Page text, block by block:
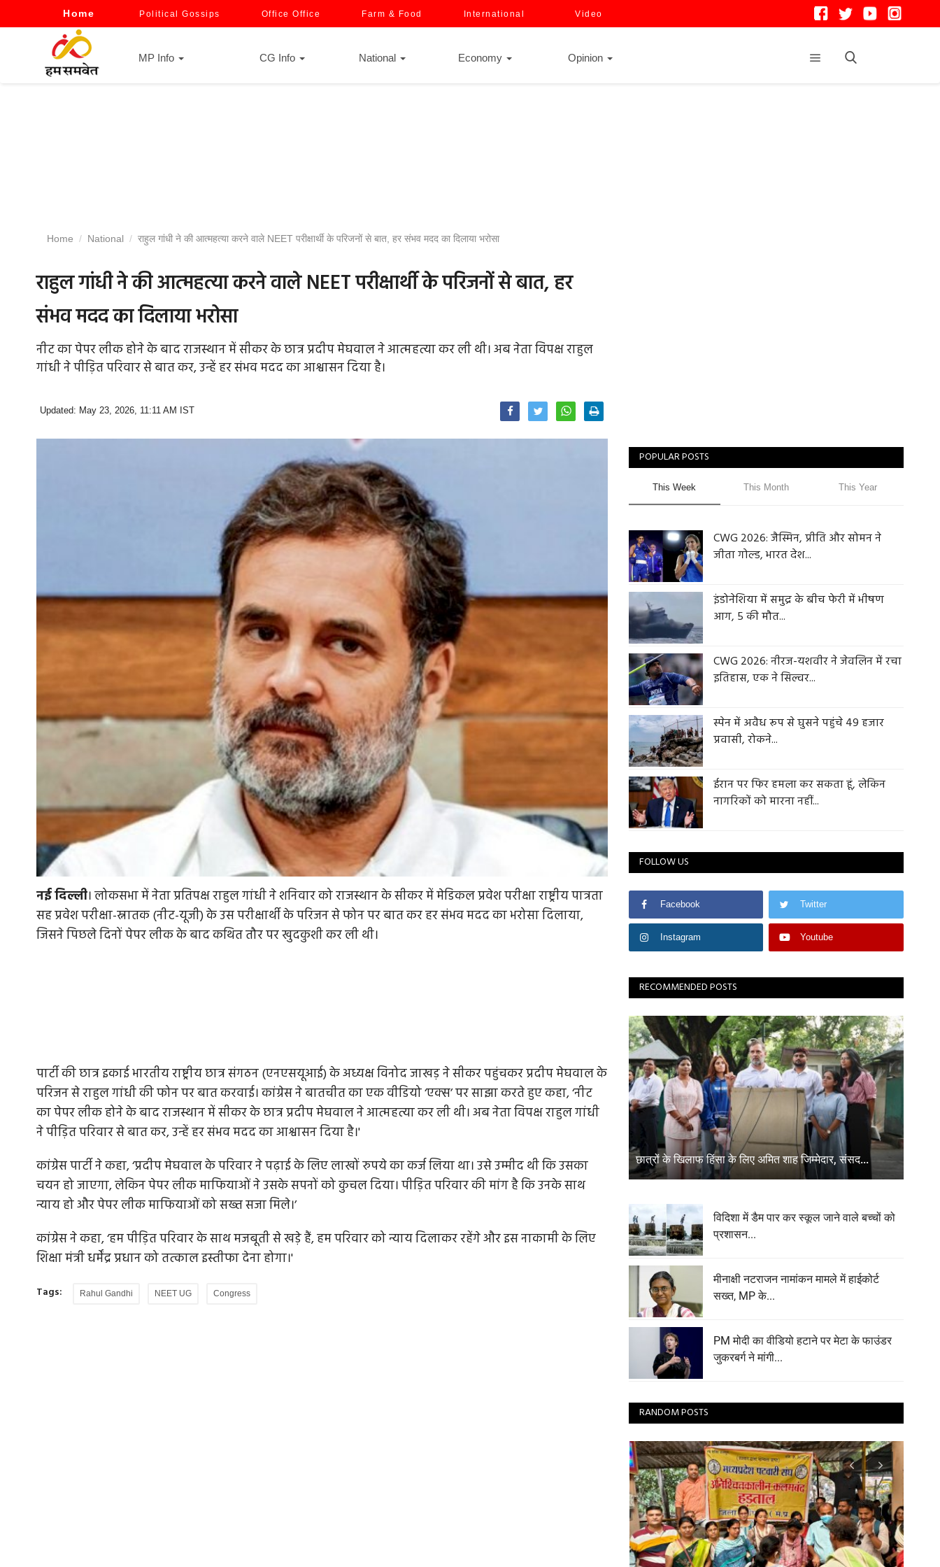
Home Political Gossips Office Office Farm & Food International Video
MP Info CG Info National Economy Opinion
Home National राहुल गांधी ने की आत्महत्या करने वाले NEET परीक्षार्थी के परिजनों से बात, हर संभव मदद का दिलाया भरोसा
राहुल गांधी ने की आत्महत्या करने वाले NEET परीक्षार्थी के परिजनों से बात, हर
संभव मदद का दिलाया भरोसा
नीट का पेपर लीक होने के बाद राजस्थान में सीकर के छात्र प्रदीप मेघवाल ने आत्महत्या कर ली थी। अब नेता विपक्ष राहुल
गांधी ने पीड़ित परिवार से बात कर, उन्हें हर संभव मदद का आश्वासन दिया है।
Updated: May 23, 2026, 11:11 AM IST
नईदिल्ली। लोकसभा में नेता प्रतिपक्ष राहुल गांधी ने शनिवार को राजस्थान के सीकर में मेडिकल प्रवेश परीक्षा राष्ट्रीय पात्रता
सह प्रवेश परीक्षा-स्नातक (नीट-यूजी) के उस परीक्षार्थी के परिजन से फोन पर बात कर हर संभव मदद का भरोसा दिलाया,
जिसने पिछले दिनों पेपर लीक के बाद कथित तौर पर खुदकुशी कर ली थी।
पार्टी की छात्र इकाई भारतीय राष्ट्रीय छात्र संगठन (एनएसयूआई) के अध्यक्ष विनोद जाखड़ ने सीकर पहुंचकर प्रदीप मेघवाल के
परिजन से राहुल गांधी की फोन पर बात करवाई। कांग्रेस ने बातचीत का एक वीडियो ‘एक्स’ पर साझा करते हुए कहा, ‘नीट
का पेपर लीक होने के बाद राजस्थान में सीकर के छात्र प्रदीप मेघवाल ने आत्महत्या कर ली थी। अब नेता विपक्ष राहुल गांधी
ने पीड़ित परिवार से बात कर, उन्हें हर संभव मदद का आश्वासन दिया है।'
कांग्रेस पार्टी ने कहा, ‘प्रदीप मेघवाल के परिवार ने पढ़ाई के लिए लाखों रुपये का कर्ज लिया था। उसे उम्मीद थी कि उसका
चयन हो जाएगा, लेकिन पेपर लीक माफियाओं ने उसके सपनों को कुचल दिया। पीड़ित परिवार की मांग है कि उनके साथ
न्याय हो और पेपर लीक माफियाओं को सख्त सजा मिले।’
कांग्रेस ने कहा, ‘हम पीड़ित परिवार के साथ मजबूती से खड़े हैं, हम परिवार को न्याय दिलाकर रहेंगे और इस नाकामी के लिए
शिक्षा मंत्री धर्मेंद्र प्रधान को तत्काल इस्तीफा देना होगा।'
Tags: Rahul Gandhi NEET UG Congress
POPULAR POSTS
This Week This Month This Year
CWG 2026: जैस्मिन, प्रीति और सोमन ने
जीता गोल्ड, भारत देश...
इंडोनेशिया में समुद्र के बीच फेरी में भीषण
आग, 5 की मौत...
CWG 2026: नीरज-यशवीर ने जेवलिन में रचा
इतिहास, एक ने सिल्वर...
स्पेन में अवैध रूप से घुसने पहुंचे 49 हजार
प्रवासी, रोकने...
ईरान पर फिर हमला कर सकता हूं, लेकिन
नागरिकों को मारना नहीं...
FOLLOW US
Facebook Twitter
Instagram Youtube
RECOMMENDED POSTS
छात्रों के खिलाफ हिंसा के लिए अमित शाह जिम्मेदार, संसद...
विदिशा में डैम पार कर स्कूल जाने वाले बच्चों को
प्रशासन...
मीनाक्षी नटराजन नामांकन मामले में हाईकोर्ट
सख्त, MP के...
PM मोदी का वीडियो हटाने पर मेटा के फाउंडर
जुकरबर्ग ने मांगी...
RANDOM POSTS